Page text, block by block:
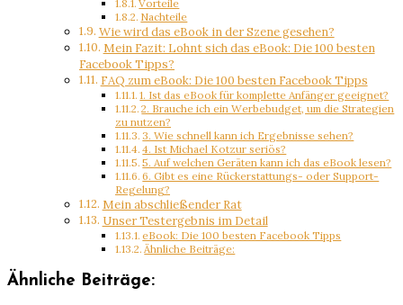
Vorteile
Nachteile
Wie wird das eBook in der Szene gesehen?
Mein Fazit: Lohnt sich das eBook: Die 100 besten
Facebook Tipps?
FAQ zum eBook: Die 100 besten Facebook Tipps
1. Ist das eBook für komplette Anfänger geeignet?
2. Brauche ich ein Werbebudget, um die Strategien
zu nutzen?
3. Wie schnell kann ich Ergebnisse sehen?
4. Ist Michael Kotzur seriös?
5. Auf welchen Geräten kann ich das eBook lesen?
6. Gibt es eine Rückerstattungs- oder Support-
Regelung?
Mein abschließender Rat
Unser Testergebnis im Detail
eBook: Die 100 besten Facebook Tipps
Ähnliche Beiträge:
Ähnliche Beiträge: